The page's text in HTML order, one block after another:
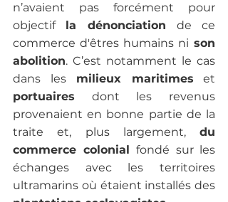
n’avaient pas forcément pour
objectif la dénonciation de ce
commerce d'êtres humains ni son
abolition. C’est notamment le cas
dans les milieux maritimes et
portuaires dont les revenus
provenaient en bonne partie de la
traite et, plus largement, du
commerce colonial fondé sur les
échanges avec les territoires
ultramarins où étaient installés des